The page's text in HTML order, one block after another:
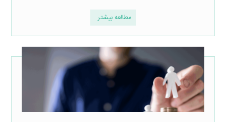
مطالعه بیشتر